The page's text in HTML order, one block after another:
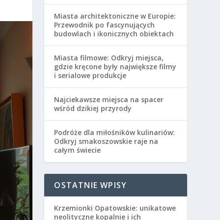
Miasta architektoniczne w Europie:
Przewodnik po fascynujących
budowlach i ikonicznych obiektach
Miasta filmowe: Odkryj miejsca,
gdzie kręcone były największe filmy
i serialowe produkcje
Najciekawsze miejsca na spacer
wśród dzikiej przyrody
Podróże dla miłośników kulinariów:
Odkryj smakoszowskie raje na
całym świecie
OSTATNIE WPISY
Krzemionki Opatowskie: unikatowe
neolityczne kopalnie i ich